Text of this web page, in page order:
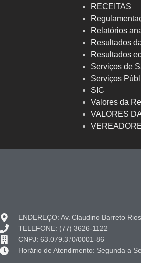
RECEITAS
Relatórios
Resultados
Resultados
Serviços de
Serviços
SIC
Valores da
VALORES
ENDEREÇO: Av. Claudino Barreto
TELEFONE: (77) 3626-1122
CNPJ: 63.079.370/0001-86
Horário de Atendimento: Segunda a